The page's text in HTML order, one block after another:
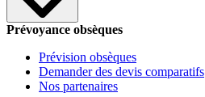
Prévoyance obsèques
Prévision obsèques
Demander des devis comparatifs
Nos partenaires